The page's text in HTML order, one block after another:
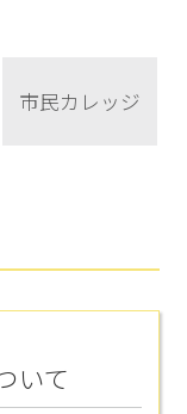
市民カレッジ
いて